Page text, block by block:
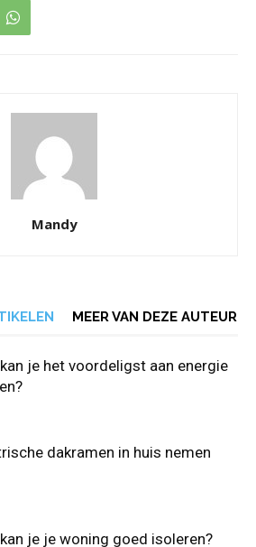
Mandy
MEER VAN DEZE AUTEUR
je het voordeligst aan energie
dakramen in huis nemen
je je woning goed isoleren?